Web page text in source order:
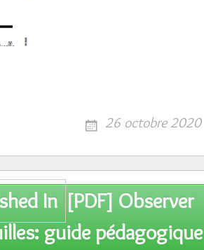
26 octobre 2020
In [PDF] Observer
guide pédagogique